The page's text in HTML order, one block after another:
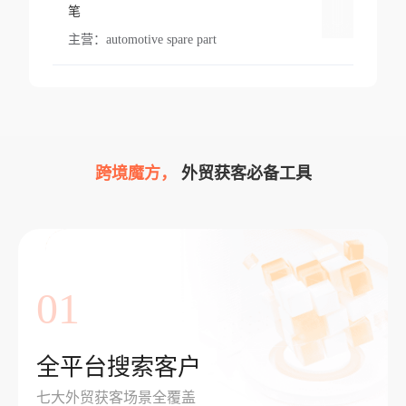
笔
主营： automotive spare part
跨境魔方， 外贸获客必备工具
01
全平台搜索客户
七大外贸获客场景全覆盖